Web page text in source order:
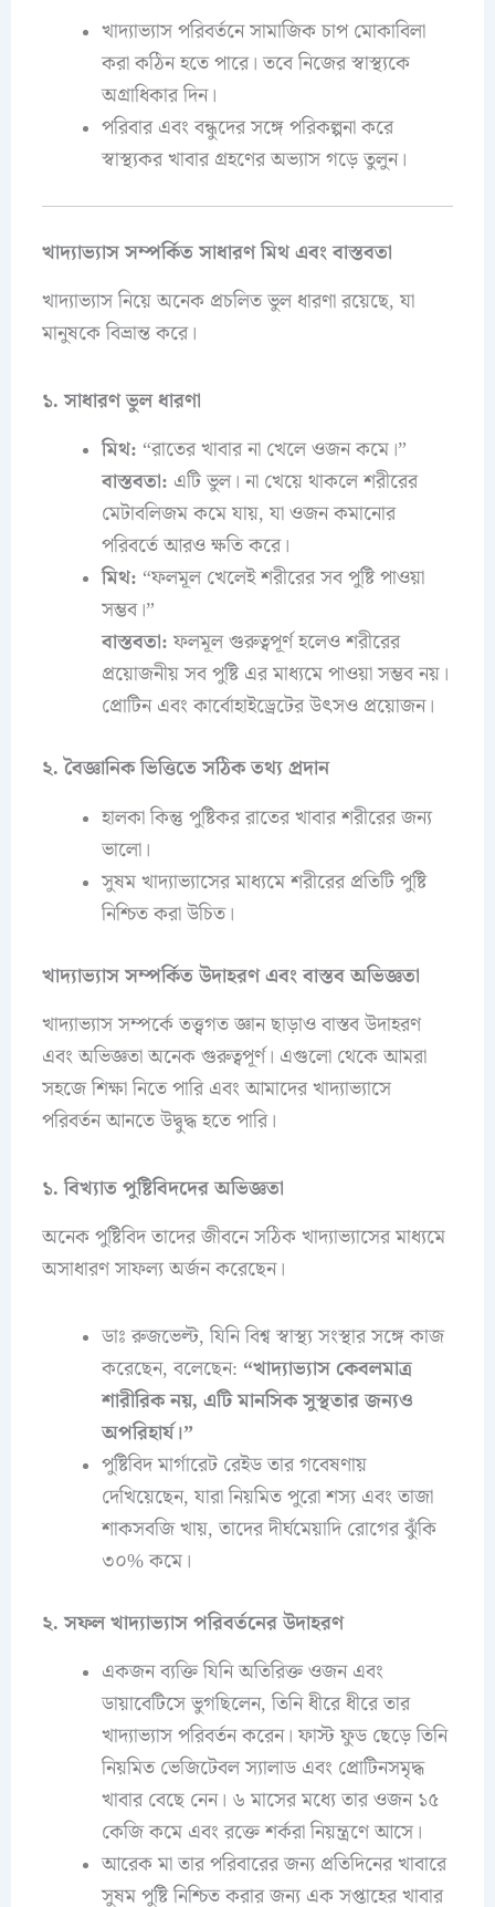
খাদ্যাভ্যাস পরিবর্তনে সামাজিক চাপ মোকাবিলা
করা কঠিন হতে পারে। তবে নিজের স্বাস্থ্যকে
অগ্রাধিকার দিন।
পরিবার এবং বন্ধুদের সঙ্গে পরিকল্পনা করে
স্বাস্থ্যকর খাবার গ্রহণের অভ্যাস গড়ে তুলুন।
খাদ্যাভ্যাস সম্পর্কিত সাধারণ মিথ এবং বাস্তবতা
খাদ্যাভ্যাস নিয়ে অনেক প্রচলিত ভুল ধারণা রয়েছে, যা
মানুষকে বিভ্রান্ত করে।
১. সাধারণ ভুল ধারণা
মিথ: “রাতের খাবার না খেলে ওজন কমে।”
বাস্তবতা: এটি ভুল। না খেয়ে থাকলে শরীরের
মেটাবলিজম কমে যায়, যা ওজন কমানোর
পরিবর্তে আরও ক্ষতি করে।
মিথ: “ফলমূল খেলেই শরীরের সব পুষ্টি পাওয়া
সম্ভব।”
বাস্তবতা: ফলমূল গুরুত্বপূর্ণ হলেও শরীরের
প্রয়োজনীয় সব পুষ্টি এর মাধ্যমে পাওয়া সম্ভব নয়।
প্রোটিন এবং কার্বোহাইড্রেটের উৎসও প্রয়োজন।
২. বৈজ্ঞানিক ভিত্তিতে সঠিক তথ্য প্রদান
হালকা কিন্তু পুষ্টিকর রাতের খাবার শরীরের জন্য
ভালো।
সুষম খাদ্যাভ্যাসের মাধ্যমে শরীরের প্রতিটি পুষ্টি
নিশ্চিত করা উচিত।
খাদ্যাভ্যাস সম্পর্কিত উদাহরণ এবং বাস্তব অভিজ্ঞতা
খাদ্যাভ্যাস সম্পর্কে তত্ত্বগত জ্ঞান ছাড়াও বাস্তব উদাহরণ
এবং অভিজ্ঞতা অনেক গুরুত্বপূর্ণ। এগুলো থেকে আমরা
সহজে শিক্ষা নিতে পারি এবং আমাদের খাদ্যাভ্যাসে
পরিবর্তন আনতে উদ্বুদ্ধ হতে পারি।
১. বিখ্যাত পুষ্টিবিদদের অভিজ্ঞতা
অনেক পুষ্টিবিদ তাদের জীবনে সঠিক খাদ্যাভ্যাসের মাধ্যমে
অসাধারণ সাফল্য অর্জন করেছেন।
ডাঃ রুজভেল্ট, যিনি বিশ্ব স্বাস্থ্য সংস্থার সঙ্গে কাজ
করেছেন, বলেছেন: “খাদ্যাভ্যাস কেবলমাত্র
শারীরিক নয়, এটি মানসিক সুস্থতার জন্যও
অপরিহার্য।”
পুষ্টিবিদ মার্গারেট রেইড তার গবেষণায়
দেখিয়েছেন, যারা নিয়মিত পুরো শস্য এবং তাজা
শাকসবজি খায়, তাদের দীর্ঘমেয়াদি রোগের ঝুঁকি
৩০% কমে।
২. সফল খাদ্যাভ্যাস পরিবর্তনের উদাহরণ
একজন ব্যক্তি যিনি অতিরিক্ত ওজন এবং
ডায়াবেটিসে ভুগছিলেন, তিনি ধীরে ধীরে তার
খাদ্যাভ্যাস পরিবর্তন করেন। ফাস্ট ফুড ছেড়ে তিনি
নিয়মিত ভেজিটেবল স্যালাড এবং প্রোটিনসমৃদ্ধ
খাবার বেছে নেন। ৬ মাসের মধ্যে তার ওজন ১৫
কেজি কমে এবং রক্তে শর্করা নিয়ন্ত্রণে আসে।
আরেক মা তার পরিবারের জন্য প্রতিদিনের খাবারে
সুষম পুষ্টি নিশ্চিত করার জন্য এক সপ্তাহের খাবার